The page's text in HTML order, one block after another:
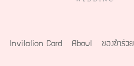
Invitation Card About ของชำร่วย